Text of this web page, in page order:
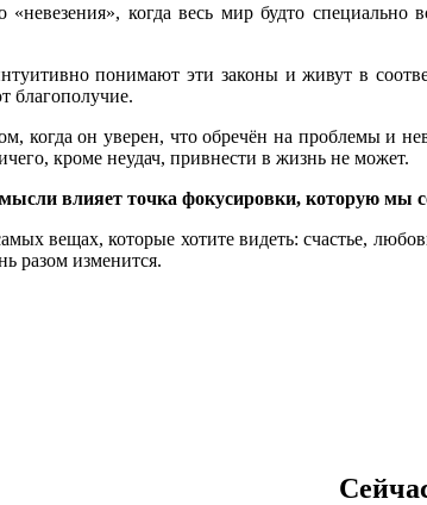
«невезения», когда весь мир будто
понимают эти законы и живут в
благополучие.
когда он уверен, что обречён на проблемы и
кроме неудач, привнести в жизнь не может.
влияет точка фокусировки, которую мы
вещах, которые хотите видеть: счастье,
разом изменится.